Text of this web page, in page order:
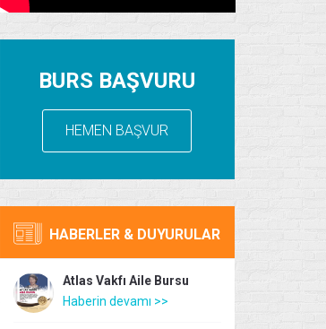
BURS BAŞVURU
HEMEN BAŞVUR
HABERLER & DUYURULAR
Atlas Vakfı Aile Bursu
Haberin devamı >>